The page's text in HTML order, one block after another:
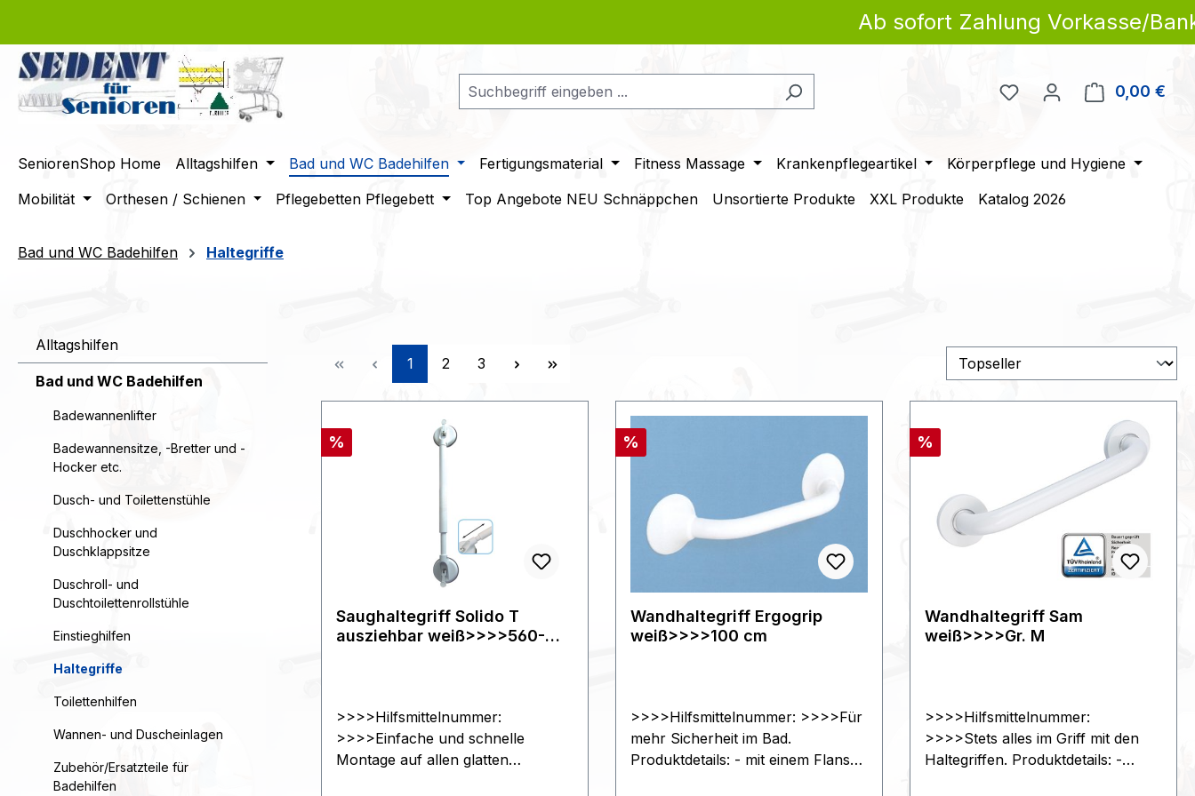
Ab sofort Zahlung Vorkasse/
Du hast 0 Produkte auf
0,00 €
SeniorenShop Home Alltagshilfen Bad und WC Badehilfen Fertigungsmaterial Fitness Massage Krankenpflegeartikel
Körperpflege und Hygiene
Mobilität
Orthesen / Schienen Pflegebetten Pflegebett Top Angebote NEU Schnäppchen Unsortierte Produkte XXL Produkte Katalog 2026
Bad und WC Badehilfen Haltegriffe
Alltagshilfen
Bad und WC Badehilfen
Badewannenlifter
Badewannensitze, -Bretter und -
Hocker etc.
Dusch- und Toilettenstühle
Duschhocker und
Duschklappsitze
Duschroll- und
Duschtoilettenrollstühle
Einstieghilfen
Haltegriffe
Toilettenhilfen
Wannen- und Duscheinlagen
Zubehör/Ersatzteile für
Badehilfen
Seite
1 Seite
2 Seite
3
Rabatt
%
Saughaltegriff Solido T
ausziehbar weiß>>>>560-
>>>>Hilfsmittelnummer:
>>>>Einfache und schnelle
Montage auf allen glatten
Rabatt
%
Wandhaltegriff Ergogrip
weiß>>>>100 cm
>>>>Hilfsmittelnummer: >>>>Für
mehr Sicherheit im Bad.
Produktdetails: - mit einem Flansch
Rabatt
%
Wandhaltegriff Sam
weiß>>>>Gr. M
>>>>Hilfsmittelnummer:
>>>>Stets alles im Griff mit den
Haltegriffen. Produktdetails: -